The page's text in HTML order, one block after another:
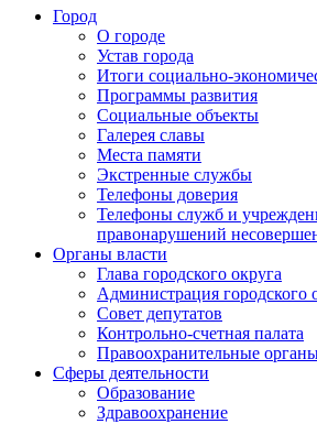
Город
О городе
Устав города
Итоги социально-
Программы развития
Социальные объекты
Галерея славы
Места памяти
Экстренные службы
Телефоны доверия
Телефоны служб и
правонарушений
Органы власти
Глава городского округа
Администрация городcкого
Совет депутатов
Контрольно-счетная палата
Правоохранительные
Сферы деятельности
Образование
Здравоохранение